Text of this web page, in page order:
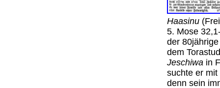
Haasinu
5. Mose
der
dem
Jeschiwa in
suchte er
denn sein